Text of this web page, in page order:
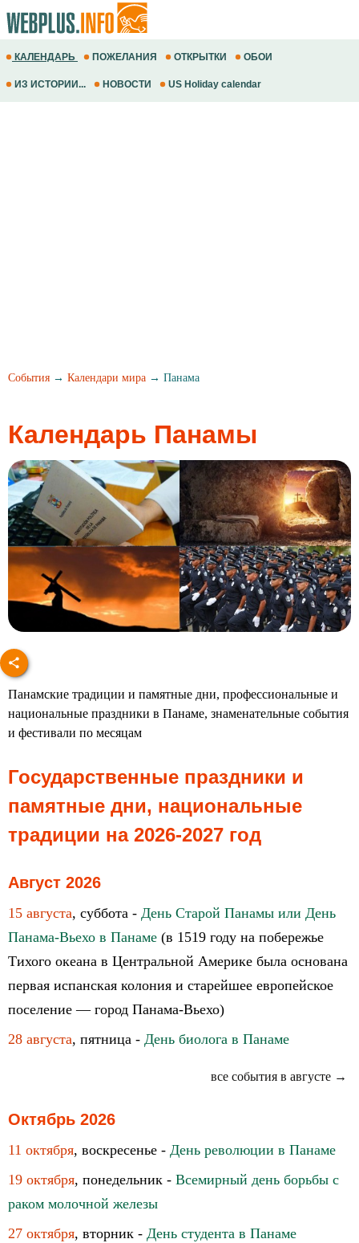
КАЛЕНДАРЬ ПОЖЕЛАНИЯ ОТКРЫТКИ ОБОИ
ИЗ ИСТОРИИ... НОВОСТИ US Holiday calendar
События → Календари мира → Панама
Календарь Панамы
Панамские традиции и памятные дни, профессиональные и
национальные праздники в Панаме, знаменательные события
и фестивали по месяцам
Государственные праздники и
памятные дни, национальные
традиции на 2026-2027 год
Август 2026
15 августа, суббота - День Старой Панамы или День
Панама-Вьехо в Панаме (в 1519 году на побережье
Тихого океана в Центральной Америке была основана
первая испанская колония и старейшее европейское
поселение — город Панама-Вьехо)
28 августа, пятница - День биолога в Панаме
все события в августе →
Октябрь 2026
11 октября, воскресенье - День революции в Панаме
19 октября, понедельник - Всемирный день борьбы с
раком молочной железы
27 октября, вторник - День студента в Панаме